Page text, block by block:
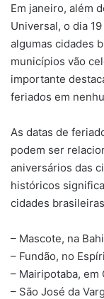
Em janeiro, além
Universal, o dia
algumas cidades
municípios vão
importante
feriados em
As datas de
podem ser
aniversários das
históricos
cidades
– Mascote, na
– Fundão, no
– Mairipotaba, em
– São José da